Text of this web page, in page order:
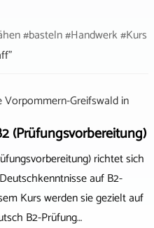
#basteln #Handwerk #Kurs
Greifswaldin
(Prüfungsvorbereitung)
richtet sich
auf B2-
Kurs werden sie gezielt auf
B2-Prüfung…